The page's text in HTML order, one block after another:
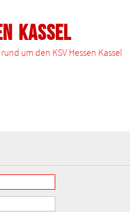
Kassel
um den KSV Hessen Kassel